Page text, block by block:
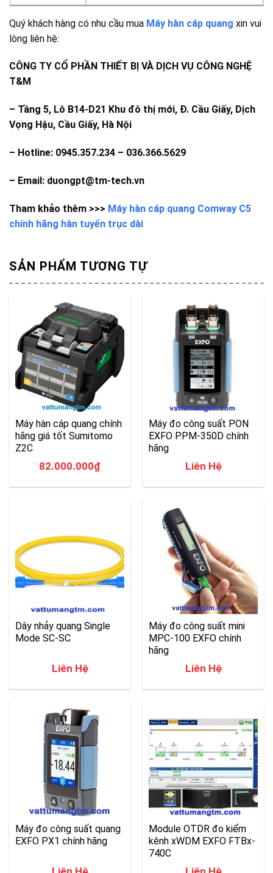
Quý khách hàng có nhu cầu mua Máy hàn cáp quang xin vui
lòng liên hệ:
CÔNG TY CỔ PHẦN THIẾT BỊ VÀ DỊCH VỤ CÔNG NGHỆ
T&M
– Tầng 5, Lô B14-D21 Khu đô thị mới, Đ. Cầu Giấy, Dịch
Vọng Hậu, Cầu Giấy, Hà Nội
– Hotline: 0945.357.234 – 036.366.5629
– Email: duongpt@tm-tech.vn
Tham khảo thêm >>> Máy hàn cáp quang Comway C5
chính hãng hàn tuyến trục dài
SẢN PHẨM TƯƠNG TỰ
Máy hàn cáp quang chính
hãng giá tốt Sumitomo
Z2C
82.000.000₫
Máy đo công suất PON
EXFO PPM-350D chính
hãng
Liên Hệ
Dây nhảy quang Single
Mode SC-SC
Liên Hệ
Máy đo công suất mini
MPC-100 EXFO chính
hãng
Liên Hệ
Máy đo công suất quang
EXFO PX1 chính hãng
Module OTDR đo kiểm
kênh xWDM EXFO FTBx-
740C